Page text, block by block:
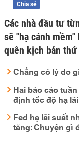
Chia sẻ
Các nhà đầu tư
sẽ "hạ cánh
quên kịch bản thứ
Chẳng có lý do
Hai báo cáo
định tốc độ hạ
Fed hạ lãi suất
tăng: Chuyện gì